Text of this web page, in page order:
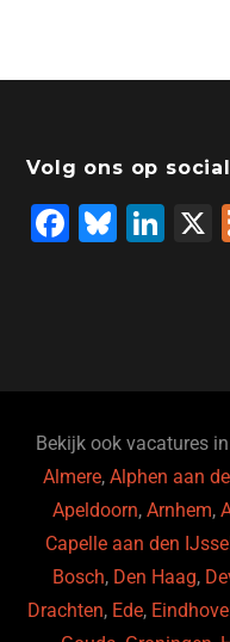
Volg ons op
F
o
k
Bl
Li
Bekijk ook vacatures
Almere,Alphen aan
Apeldoorn,Arnhem,
Capelle aan den
Bosch, Den Haag,
Drachten, Ede,